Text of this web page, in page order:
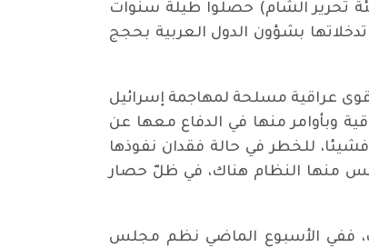
تحرير الشام) حصلوا طيلة سنوات
بشؤون الدول العربية بحجج
قوى عراقية مسلحة لمهاجمة إسرائيل
وبأوامر منها في الدفاع معها عن
للخطر في حالة فقدان نفوذها
منها النظام هناك، في ظلّ حصار
ففي الأسبوع الماضي نظم مجلس